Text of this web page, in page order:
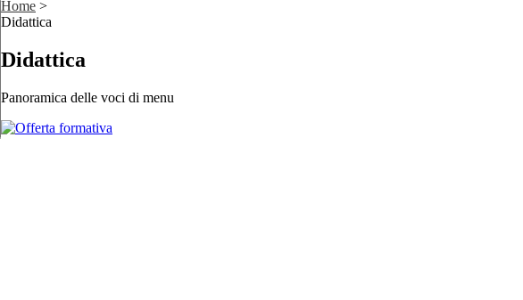
Home >
Didattica
Didattica
Panoramica delle voci di menu